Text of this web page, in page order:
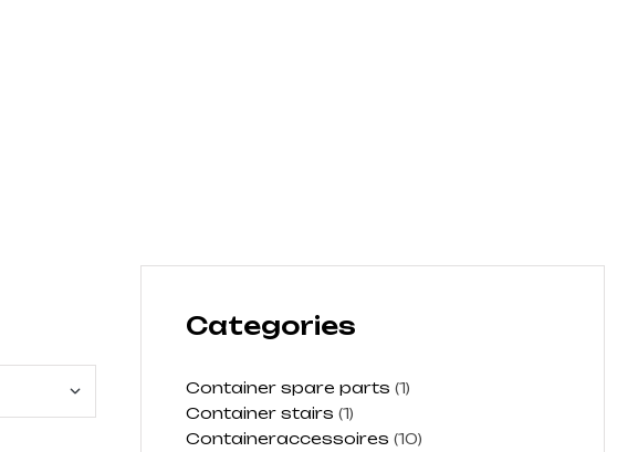
Categories
Container spare parts (1)
Container stairs (1)
Containeraccessoires (10)